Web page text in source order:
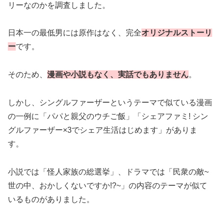
リーなのかを調査しました。
日本一の最低男には原作はなく、完全オリジナルストーリ
ーです。
そのため、 漫画や小説もなく、実話でもありません。
しかし、シングルファーザーというテーマで似ている漫画
の一例に「パパと親父のウチご飯」「シェアファミ! シン
グルファーザー×3でシェア生活はじめます」がありま
す。
小説では「怪人家族の総選挙」、ドラマでは「民衆の敵~
世の中、おかしくないですか!?~」の内容のテーマが似て
いるものがありました。